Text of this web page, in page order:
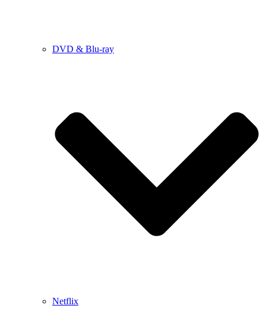
DVD & Blu-ray
Netflix